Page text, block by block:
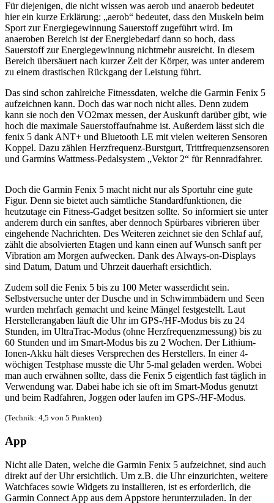
Für diejenigen, die nicht wissen was aerob und anaerob bedeutet
hier ein kurze Erklärung: „aerob“ bedeutet, dass den Muskeln beim
Sport zur Energiegewinnung Sauerstoff zugeführt wird. Im
anaeroben Bereich ist der Energiebedarf dann so hoch, dass
Sauerstoff zur Energiegewinnung nichtmehr ausreicht. In diesem
Bereich übersäuert nach kurzer Zeit der Körper, was unter anderem
zu einem drastischen Rückgang der Leistung führt.
Das sind schon zahlreiche Fitnessdaten, welche die Garmin Fenix 5
aufzeichnen kann. Doch das war noch nicht alles. Denn zudem
kann sie noch den VO2max messen, der Auskunft darüber gibt, wie
hoch die maximale Sauerstoffaufnahme ist. Außerdem lässt sich die
fenix 5 dank ANT+ und Bluetooth LE mit vielen weiteren Sensoren
Koppel. Dazu zählen Herzfrequenz-Burstgurt, Trittfrequenzsensoren
und Garmins Wattmess-Pedalsystem „Vektor 2“ für Rennradfahrer.
Doch die Garmin Fenix 5 macht nicht nur als Sportuhr eine gute
Figur. Denn sie bietet auch sämtliche Standardfunktionen, die
heutzutage ein Fitness-Gadget besitzen sollte. So informiert sie unter
anderem durch ein sanftes, aber dennoch Spürbares vibrieren über
eingehende Nachrichten. Des Weiteren zeichnet sie den Schlaf auf,
zählt die absolvierten Etagen und kann einen auf Wunsch sanft per
Vibration am Morgen aufwecken. Dank des Always-on-Displays
sind Datum, Datum und Uhrzeit dauerhaft ersichtlich.
Zudem soll die Fenix 5 bis zu 100 Meter wasserdicht sein.
Selbstversuche unter der Dusche und in Schwimmbädern und Seen
wurden mehrfach gemacht und keine Mängel festgestellt. Laut
Herstellerangaben läuft die Uhr im GPS-/HF-Modus bis zu 24
Stunden, im UltraTrac-Modus (ohne Herzfrequenzmessung) bis zu
60 Stunden und im Smart-Modus bis zu 2 Wochen. Der Lithium-
Ionen-Akku hält dieses Versprechen des Herstellers. In einer 4-
wöchigen Testphase musste die Uhr 5-mal geladen werden. Wobei
man auch erwähnen sollte, dass die Fenix 5 eigentlich fast täglich in
Verwendung war. Dabei habe ich sie oft im Smart-Modus genutzt
und beim Radfahren, Joggen oder laufen im GPS-/HF-Modus.
(Technik: 4,5 von 5 Punkten)
App
Nicht alle Daten, welche die Garmin Fenix 5 aufzeichnet, sind auch
direkt auf der Uhr ersichtlich. Um z.B. die Uhr einzurichten, weitere
Watchfaces sowie Widgets zu installieren, ist es erforderlich, die
Garmin Connect App aus dem Appstore herunterzuladen. In der